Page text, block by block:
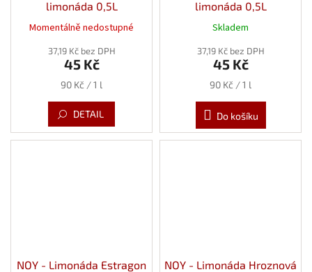
limonáda 0,5L
Momentálně nedostupné
37,19 Kč bez DPH
45 Kč
Měrná
90 Kč / 1 l
DETAIL
limonáda 0,5L
Skladem
37,19 Kč bez DPH
45 Kč
Měrná
90 Kč / 1 l
Do košíku
NOY - Limonáda Estragon
NOY - Limonáda Hroznová